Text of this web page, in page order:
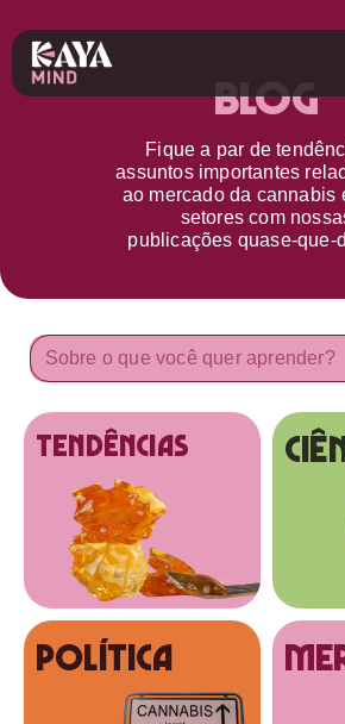
Blog
Fique a par de
assuntos importantes
ao mercado da cannabis
setorescom
publicações quase-que-
tendências
Política